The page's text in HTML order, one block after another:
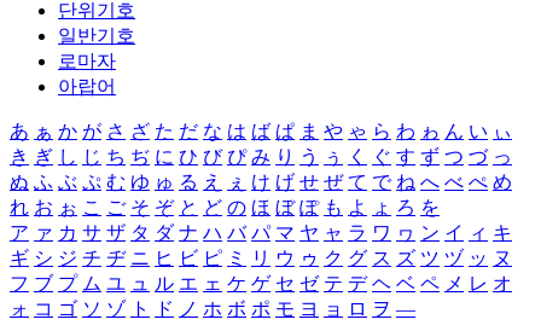
단위기호
일반기호
로마자
아랍어
あ ぁ か が さ ざ た だ な は ば ぱ ま や ゃ ら わ ゎ ん い ぃ
き ぎ し じ ち ぢ に ひ び ぴ み り う ぅ く ぐ す ず つ づ っ
ぬ ふ ぶ ぷ む ゆ ゅ る え ぇ け げ せ ぜ て で ね へ べ ぺ め
れ お ぉ こ ご そ ぞ と ど の ほ ぼ ぽ も よ ょ ろ を
ア ァ カ サ ザ タ ダ ナ ハ バ パ マ ヤ ャ ラ ワ ヮ ン イ ィ キ
ギ シ ジ チ ヂ ニ ヒ ビ ピ ミ リ ウ ゥ ク グ ス ズ ツ ヅ ッ ヌ
フ ブ プ ム ユ ュ ル エ ェ ケ ゲ セ ゼ テ デ ヘ ベ ペ メ レ オ
ォ コ ゴ ソ ゾ ト ド ノ ホ ボ ポ モ ヨ ョ ロ ヲ ―